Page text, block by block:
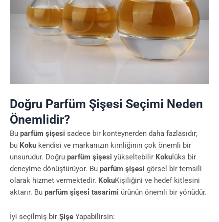
Doğru Parfüm Şişesi Seçimi Neden
Önemlidir?
Bu parfüm şişesi sadece bir konteynerden daha fazlasıdır;
bu Koku kendisi ve markanızın kimliğinin çok önemli bir
unsurudur. Doğru parfüm şişesi yükseltebilir Koku lüks bir
deneyime dönüştürüyor. Bu parfüm şişesi görsel bir temsili
olarak hizmet vermektedir. KokuKişiliğini ve hedef kitlesini
aktarır. Bu parfüm şi̇şesi̇ tasarimi ürünün önemli bir yönüdür.
İyi seçilmiş bir Şişe Yapabilirsin: